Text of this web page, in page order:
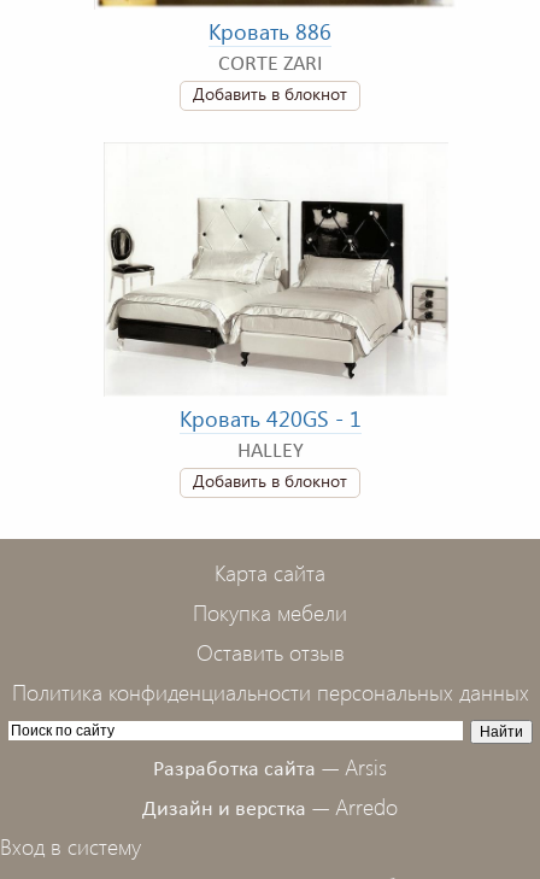
Кровать 886
CORTE ZARI
Добавить в блокнот
Кровать 420GS - 1
HALLEY
Добавить в блокнот
Карта сайта
Покупка мебели
Оставить отзыв
Политика конфиденциальности персональных данных
Разработка сайта — Arsis
Дизайн и верстка — Arredo
Вход в систему